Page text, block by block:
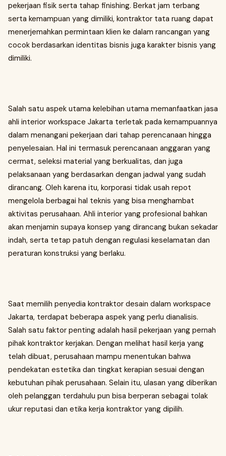
pekerjaan fisik serta tahap finishing. Berkat jam terbang
serta kemampuan yang dimiliki, kontraktor tata ruang dapat
menerjemahkan permintaan klien ke dalam rancangan yang
cocok berdasarkan identitas bisnis juga karakter bisnis yang
dimiliki.
Salah satu aspek utama kelebihan utama memanfaatkan jasa
ahli interior workspace Jakarta terletak pada kemampuannya
dalam menangani pekerjaan dari tahap perencanaan hingga
penyelesaian. Hal ini termasuk perencanaan anggaran yang
cermat, seleksi material yang berkualitas, dan juga
pelaksanaan yang berdasarkan dengan jadwal yang sudah
dirancang. Oleh karena itu, korporasi tidak usah repot
mengelola berbagai hal teknis yang bisa menghambat
aktivitas perusahaan. Ahli interior yang profesional bahkan
akan menjamin supaya konsep yang dirancang bukan sekadar
indah, serta tetap patuh dengan regulasi keselamatan dan
peraturan konstruksi yang berlaku.
Saat memilih penyedia kontraktor desain dalam workspace
Jakarta, terdapat beberapa aspek yang perlu dianalisis.
Salah satu faktor penting adalah hasil pekerjaan yang pernah
pihak kontraktor kerjakan. Dengan melihat hasil kerja yang
telah dibuat, perusahaan mampu menentukan bahwa
pendekatan estetika dan tingkat kerapian sesuai dengan
kebutuhan pihak perusahaan. Selain itu, ulasan yang diberikan
oleh pelanggan terdahulu pun bisa berperan sebagai tolak
ukur reputasi dan etika kerja kontraktor yang dipilih.